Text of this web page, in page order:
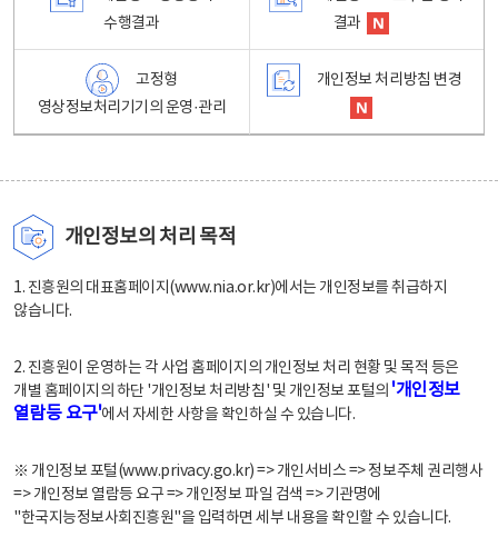
수행결과
결과
고정형
영상정보처리기기의 운영·관리
개인정보 처리방침 변경
개인정보의 처리 목적
1. 진흥원의 대표홈페이지(www.nia.or.kr)에서는 개인정보를 취급하지
않습니다.
2. 진흥원이 운영하는 각 사업 홈페이지의 개인정보 처리 현황 및 목적 등은
개별 홈페이지의 하단 '개인정보 처리방침' 및 개인정보 포털의 '개인정보
열람등 요구'에서 자세한 사항을 확인하실 수 있습니다.
※ 개인정보 포털(www.privacy.go.kr) => 개인서비스 => 정보주체 권리행사
=> 개인정보 열람등 요구 => 개인정보 파일 검색 => 기관명에
"한국지능정보사회진흥원"을 입력하면 세부 내용을 확인할 수 있습니다.